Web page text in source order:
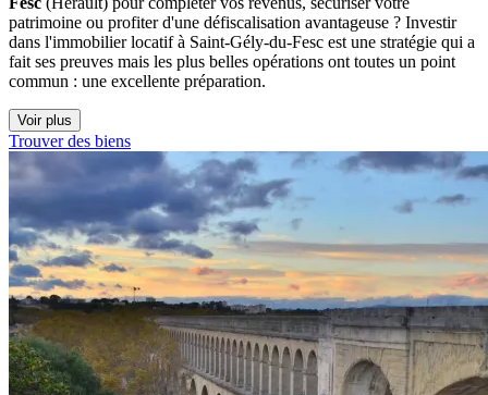
patrimoine ou profiter d'une défiscalisation avantageuse ? Investir
dans l'immobilier locatif à Saint-Gély-du-Fesc est une stratégie qui a
fait ses preuves mais les plus belles opérations ont toutes un point
commun : une excellente préparation.
Voir plus
Trouver des biens